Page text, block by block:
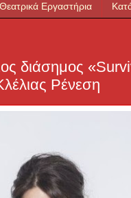
Εργαστήρια
διάσημος
Ρένεση